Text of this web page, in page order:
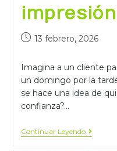
13 febrero, 2026
Imagina a un cliente
un domingo por la
se hace una idea de
confianza?…
Continuar Leyendo